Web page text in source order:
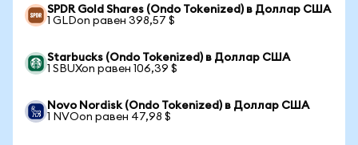
SPDR Gold Shares (Ondo Tokenized) в Доллар США
1 GLDon равен 398,57 $
Starbucks (Ondo Tokenized) в Доллар США
1 SBUXon равен 106,39 $
Novo Nordisk (Ondo Tokenized) в Доллар США
1 NVOon равен 47,98 $